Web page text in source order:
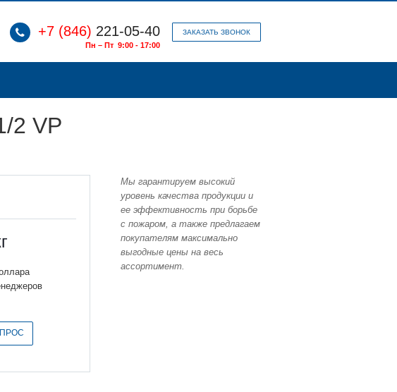
ЗАКАЗАТЬ ЗВОНОК
+7 (846) 221-05-40
Пн – Пт 9:00 - 17:00
2 VP
Мы гарантируем высокий
уровень качества продукции и
ее эффективность при борьбе
с пожаром, а также предлагаем
покупателям максимально
выгодные цены на весь
ассортимент.